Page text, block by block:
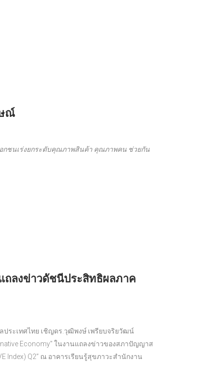
ณ์
กชนเร่งยกระดับคุณภาพสินค้า คุณภาพคน ช่วยกัน
ลงข่าวดัชนีประสิทธิผลภาค
ระเทศไทย เชิญดร.วุฒิพงษ์ เพรียบจริยวัฒน์
Economy" ในงานแถลงข่าวของสภาปัญญาส
Index) Q2” ณ อาคารเรียนรู้สุขภาวะสำนักงาน